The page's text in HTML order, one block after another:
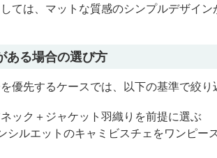
ては、マットな質感のシンプルデザイ
ある場合の選び方
優先するケースでは、以下の基準で絞り
ック＋ジャケット羽織りを前提に選ぶ
シルエットのキャミビスチェをワンピ